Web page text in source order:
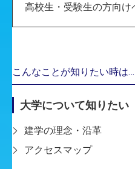
高校生・受験生の方向け
こんなことが知りたい時は…
大学について知りたい
建学の理念・沿革
アクセスマップ